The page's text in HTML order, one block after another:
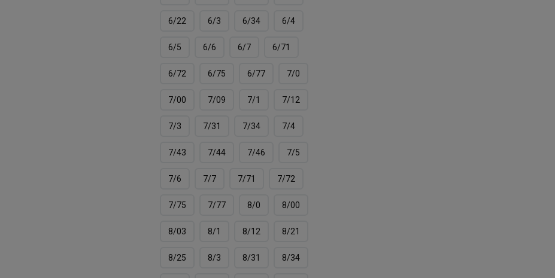
6/22 6/3 6/34 6/4
6/5 6/6 6/7 6/71
6/72 6/75 6/77 7/0
7/00 7/09 7/1 7/12
7/3 7/31 7/34 7/4
7/43 7/44 7/46 7/5
7/6 7/7 7/71 7/72
7/75 7/77 8/0 8/00
8/03 8/1 8/12 8/21
8/25 8/3 8/31 8/34